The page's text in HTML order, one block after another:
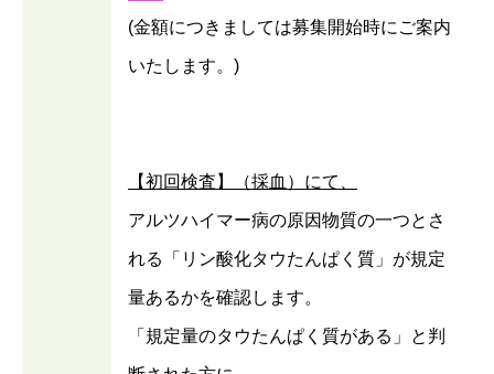
(金額につきましては募集開始時にご案内
いたします。)
【初回検査】（採血）にて、
アルツハイマー病の原因物質の一つとさ
れる「リン酸化タウたんぱく質」が規定
量あるかを確認します。
「規定量のタウたんぱく質がある」と判